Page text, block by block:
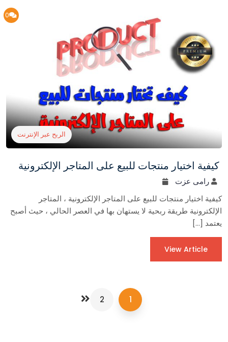
0
الربح عبر الإنترنت
كيفية اختيار منتجات للبيع على المتاجر الإلكترونية
رامى عزت
كيفية اختيار منتجات للبيع على المتاجر الإلكترونية ، المتاجر
الإلكترونية طريقة ربحية لا يستهان بها في العصر الحالي ، حيث أصبح
يعتمد […]
View Article
1
2